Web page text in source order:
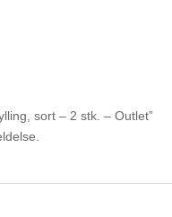
sort – 2 stk. – Outlet”